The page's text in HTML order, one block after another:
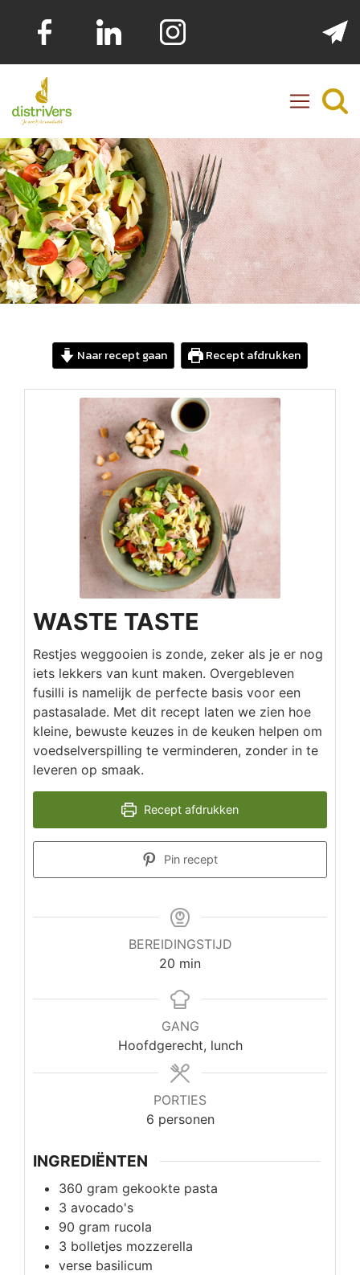
Distrivers
Naar recept gaan Recept afdrukken
WASTE TASTE
Restjes weggooien is zonde, zeker als je er nog
iets lekkers van kunt maken. Overgebleven
fusilli is namelijk de perfecte basis voor een
pastasalade. Met dit recept laten we zien hoe
kleine, bewuste keuzes in de keuken helpen om
voedselverspilling te verminderen, zonder in te
leveren op smaak.
Recept afdrukken
Pin recept
BEREIDINGSTIJD
20 minuten
min
GANG
Hoofdgerecht, lunch
PORTIES
6 personen
INGREDIËNTEN
360 gram gekookte pasta
3 avocado's
90 gram rucola
3 bolletjes mozzerella
verse basilicum